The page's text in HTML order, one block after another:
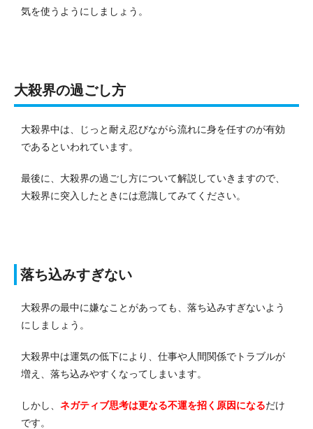
気を使うようにしましょう。
大殺界の過ごし方
大殺界中は、じっと耐え忍びながら流れに身を任すのが有効
であるといわれています。
最後に、大殺界の過ごし方について解説していきますので、
大殺界に突入したときには意識してみてください。
落ち込みすぎない
大殺界の最中に嫌なことがあっても、落ち込みすぎないよう
にしましょう。
大殺界中は運気の低下により、仕事や人間関係でトラブルが
増え、落ち込みやすくなってしまいます。
しかし、 ネガティブ思考は更なる不運を招く原因になるだけ
です。